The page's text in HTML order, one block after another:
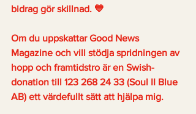
bidrag gör skillnad. 💙
Om du uppskattar Good News
Magazine och vill stödja spridningen av
hopp och framtidstro är en Swish-
donation till 123 268 24 33 (Soul II Blue
AB) ett värdefullt sätt att hjälpa mig.